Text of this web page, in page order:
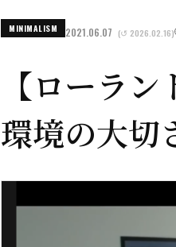
MINIMALISM 2021.06.07 (↺ 2026.02.16)
【ローラ
環境の大切